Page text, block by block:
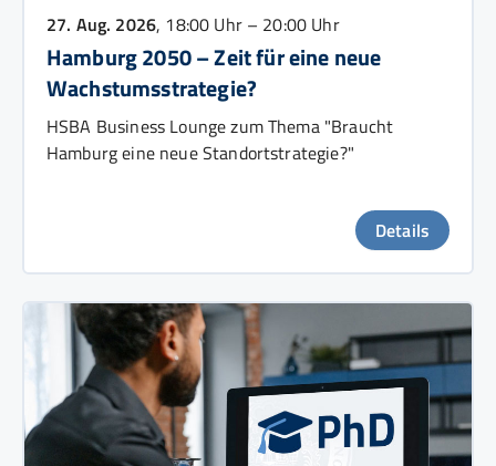
27. Aug. 2026, 18:00 Uhr – 20:00 Uhr
Hamburg 2050 – Zeit für eine neue
Wachstumsstrategie?
HSBA Business Lounge zum Thema "Braucht
Hamburg eine neue Standortstrategie?"
Details